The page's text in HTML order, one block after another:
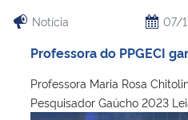
Notícia 07/
Professora do PPGECI
Professora Maria Rosa
Pesquisador Gaúcho 2023